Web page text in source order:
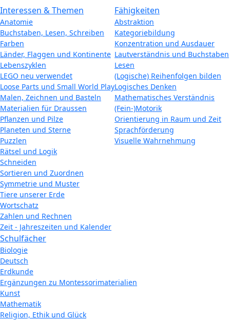
Interessen & Themen
Anatomie
Buchstaben, Lesen, Schreiben
Farben
Länder, Flaggen und Kontinente
Lebenszyklen
LEGO neu verwendet
Loose Parts und Small World Play
Malen, Zeichnen und Basteln
Materialien für Draussen
Pflanzen und Pilze
Planeten und Sterne
Puzzlen
Rätsel und Logik
Schneiden
Sortieren und Zuordnen
Symmetrie und Muster
Tiere unserer Erde
Wortschatz
Zahlen und Rechnen
Zeit - Jahreszeiten und Kalender
Fähigkeiten
Abstraktion
Kategoriebildung
Konzentration und Ausdauer
Lautverständnis und Buchstaben
Lesen
(Logische) Reihenfolgen bilden
Logisches Denken
Mathematisches Verständnis
(Fein-)Motorik
Orientierung in Raum und Zeit
Sprachförderung
Visuelle Wahrnehmung
Schulfächer
Biologie
Deutsch
Erdkunde
Ergänzungen zu Montessorimaterialien
Kunst
Mathematik
Religion, Ethik und Glück